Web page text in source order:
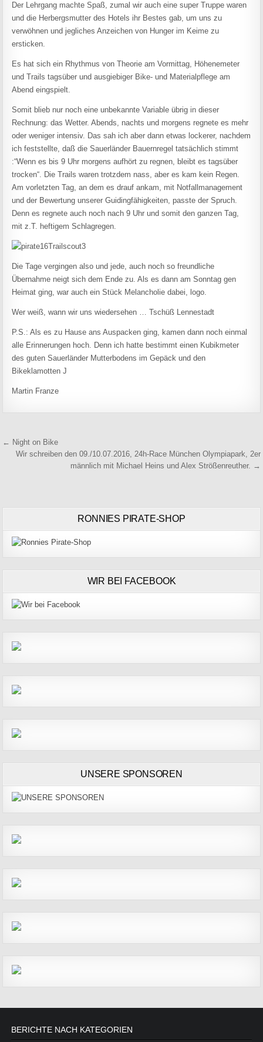
Der Lehrgang machte Spaß, zumal wir auch eine super Truppe waren
und die Herbergsmutter des Hotels ihr Bestes gab, um uns zu
verwöhnen und jegliches Anzeichen von Hunger im Keime zu
ersticken.
Es hat sich ein Rhythmus von Theorie am Vormittag, Höhenemeter
und Trails tagsüber und ausgiebiger Bike- und Materialpflege am
Abend eingspielt.
Somit blieb nur noch eine unbekannte Variable übrig in dieser
Rechnung: das Wetter. Abends, nachts und morgens regnete es mehr
oder weniger intensiv. Das sah ich aber dann etwas lockerer, nachdem
ich feststellte, daß die Sauerländer Bauernregel tatsächlich stimmt
:“Wenn es bis 9 Uhr morgens aufhört zu regnen, bleibt es tagsüber
trocken“. Die Trails waren trotzdem nass, aber es kam kein Regen.
Am vorletzten Tag, an dem es drauf ankam, mit Notfallmanagement
und der Bewertung unserer Guidingfähigkeiten, passte der Spruch.
Denn es regnete auch noch nach 9 Uhr und somit den ganzen Tag,
mit z.T. heftigem Schlagregen.
Die Tage vergingen also und jede, auch noch so freundliche
Übernahme neigt sich dem Ende zu. Als es dann am Sonntag gen
Heimat ging, war auch ein Stück Melancholie dabei, logo.
Wer weiß, wann wir uns wiedersehen … Tschüß Lennestadt
P.S.: Als es zu Hause ans Auspacken ging, kamen dann noch einmal
alle Erinnerungen hoch. Denn ich hatte bestimmt einen Kubikmeter
des guten Sauerländer Mutterbodens im Gepäck und den
Bikeklamotten J
Martin Franze
Beitragsnavigation
← Night on Bike
Wir schreiben den 09./10.07.2016, 24h-Race München Olympiapark, 2er
männlich mit Michael Heins und Alex Strößenreuther. →
RONNIES PIRATE-SHOP
WIR BEI FACEBOOK
UNSERE SPONSOREN
BERICHTE NACH KATEGORIEN